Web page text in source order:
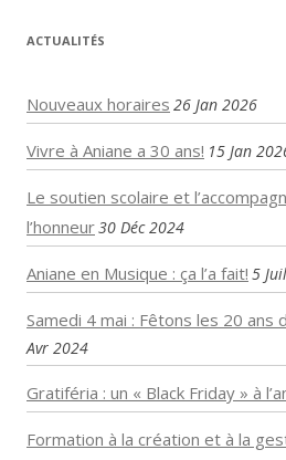
ACTUALITÉS
Nouveaux horaires 26 Jan 2026
Vivre à Aniane a 30 ans! 15 Jan
Le soutien scolaire et
l’honneur30 Déc 2024
Aniane en Musique : ça l’a fait! 5
Samedi 4 mai : Fêtons les 20 ans
Avr 2024
Gratiféria : un « Black Friday » à
Formation à la création et à la